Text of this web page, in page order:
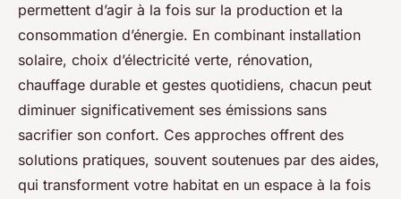
permettent d’agir à la fois sur la production et la
consommation d’énergie. En combinant installation
solaire, choix d’électricité verte, rénovation,
chauffage durable et gestes quotidiens, chacun peut
diminuer significativement ses émissions sans
sacrifier son confort. Ces approches offrent des
solutions pratiques, souvent soutenues par des aides,
qui transforment votre habitat en un espace à la fois